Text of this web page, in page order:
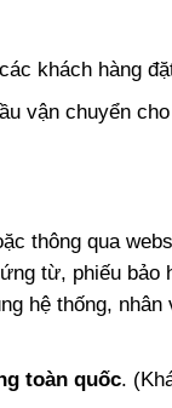
khách hàng
vận chuyển
thông qua
từ, phiếu bảo
hệ thống,
toàn quốc.